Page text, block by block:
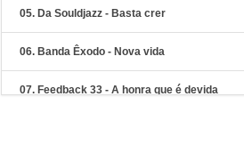
05. Da Souldjazz - Basta crer
06. Banda Êxodo - Nova vida
07. Feedback 33 - A honra que é devida